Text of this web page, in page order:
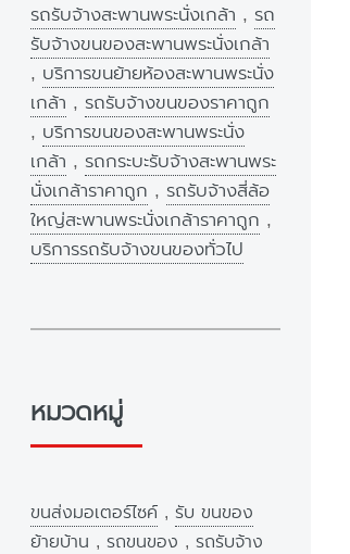
รถรับจ้างสะพานพระนั่งเกล้า , รถ
รับจ้างขนของสะพานพระนั่งเกล้า
, บริการขนย้ายห้องสะพานพระนั่ง
เกล้า , รถรับจ้างขนของราคาถูก
, บริการขนของสะพานพระนั่ง
เกล้า , รถกระบะรับจ้างสะพานพระ
นั่งเกล้าราคาถูก , รถรับจ้างสี่ล้อ
ใหญ่สะพานพระนั่งเกล้าราคาถูก ,
บริการรถรับจ้างขนของทั่วไป
หมวดหมู่
ขนส่งมอเตอร์ไซค์ , รับ ขนของ
ย้ายบ้าน , รถขนของ , รถรับจ้าง